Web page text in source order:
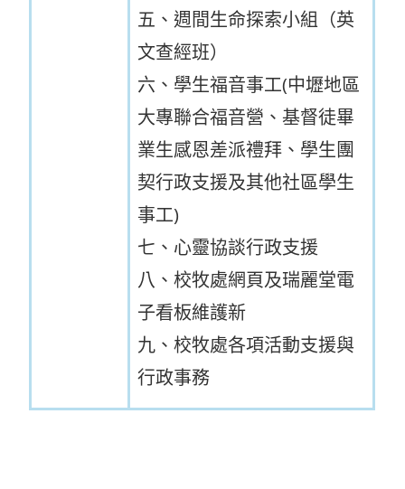
五、週間生命探索小組（英
文查經班）
六、學生福音事工(中壢地區
大專聯合福音營、基督徒畢
業生感恩差派禮拜、學生團
契行政支援及其他社區學生
事工)
七、心靈協談行政支援
八、校牧處網頁及瑞麗堂電
子看板維護新
九、校牧處各項活動支援與
行政事務